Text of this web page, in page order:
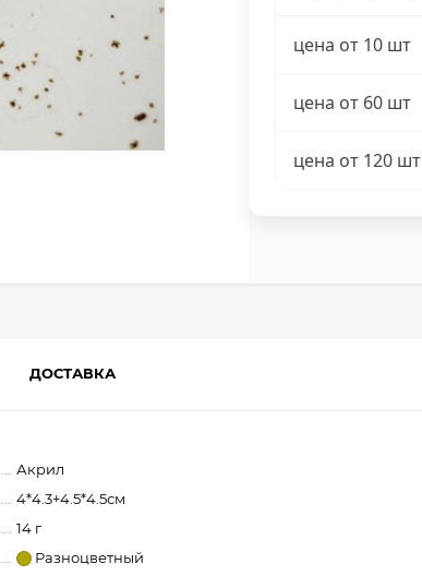
цена от 10 шт
цена от 60 шт
цена от 120 шт
ДОСТАВКА
Акрил
4*4.3+4.5*4.5см
14 г
Разноцветный